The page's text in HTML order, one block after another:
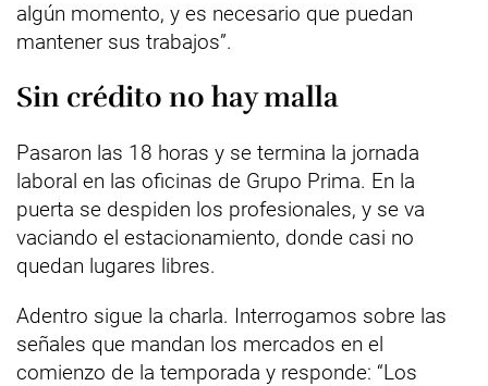
algún momento, y es necesario que puedan
mantener sus trabajos”.
Sin crédito no hay malla
Pasaron las 18 horas y se termina la jornada
laboral en las oficinas de Grupo Prima. En la
puerta se despiden los profesionales, y se va
vaciando el estacionamiento, donde casi no
quedan lugares libres.
Adentro sigue la charla. Interrogamos sobre las
señales que mandan los mercados en el
comienzo de la temporada y responde: “Los